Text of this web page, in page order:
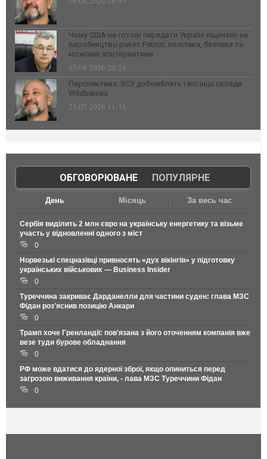
Чому США не готові передати Україні ліцензію на
виробництво ракет Patriot: політика, безпека та
можливі альтернативи
03.08.2026 20:24
Перспектива: ЗСУ добомблять і всі інші склади
Wildberries
23.07.2026 11:31
ОБГОВОРЮВАНЕ| ПОПУЛЯРНЕ
День Місяць За весь час
Сербія виділить 2 млн євро на українську енергетику та візьме
участь у відновленні одного з міст
0
Норвезькі спецназівці привносять «дух вікінгів» у підготовку
українських військових — Business Insider
0
Туреччина закриває Дарданелли для частини суден: глава МЗС
Фідан роз'яснив позицію Анкари
0
Трамп хоче Гренландії: пов'язана з його оточенням компанія вже
везе туди бурове обладнання
0
РФ може вдатися до ядерної зброї, якщо опиниться перед
загрозою виживання країни, - лава МЗС Туреччини Фідан
0